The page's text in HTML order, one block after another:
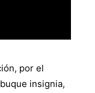
por el
insignia,